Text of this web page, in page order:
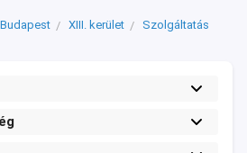
Budapest XIII. kerület
Szolgáltatás